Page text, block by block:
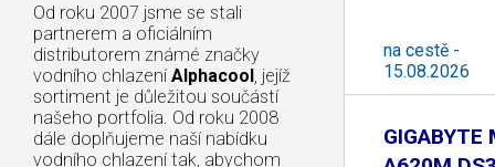
Od roku 2007 jsme se stali
partnerem a oficiálním
distributorem známé značky
vodního chlazení Alphacool, jejíž
sortiment je důležitou součástí
našeho portfolia. Od roku 2008
dále doplňujeme naší nabídku
vodního chlazení tak, abychom
na cestě -
15.08.2026
GIGABYTE